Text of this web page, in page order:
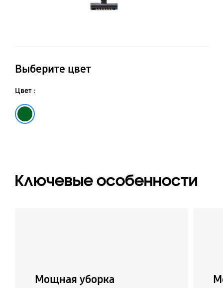
Выберите цвет
Цвет :
Ключевые особенности
Мощная уборка